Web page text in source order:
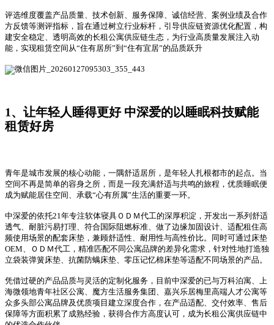
评选维度覆盖产品质量、技术创新、服务保障、诚信经营、案例业绩及合作
方反馈等测评指标，旨在通过树立行业标杆，引导供应链资源优化配置，构
建安全稳定、透明高效的长租公寓供应链生态，为行业高质量发展注入动
能，实现租赁空间从“住有居所”到“住有宜居”的品质跃升
1、让年轻人睡得更好 中深爱的以睡眠科技赋能
租赁好房
青年是城市发展的核心动能，一隅舒适居所，是年轻人扎根都市的起点。当
空间不再是简单的容身之所，而是一段充满舒适与共鸣的旅程，优质睡眠便
成为赋能居住空间、承载“心有所属”生活的重要一环。
中深爱的依托21年专注软体寝具ＯＤＭ代工的深厚积淀，开发出一系列舒适
透气、耐脏污易打理、符合国际阻燃标准、做了边缘加固设计、适配租住高
频使用场景的配套床垫，兼顾舒适性、耐用性与高性价比。同时可通过床垫
OEM、ＯＤＭ代工，精准匹配不同公寓品牌的差异化需求，针对性地打造独
立袋装弹簧床垫、抗菌防螨床垫、零压记忆棉床垫等适配不同场景的产品。
凭借过硬的产品品质与灵活的定制化服务，目前中深爱的已与万科泊寓、上
海微领地青年社区公寓、魔方生活服务集团、嘉兴乐居梅里高端人才公寓等
众多头部公寓品牌及优质项目建立深度合作，在产品适配、交付效率、售后
保障等方面积累了成熟经验，获得合作方高度认可，成为长租公寓供应链中